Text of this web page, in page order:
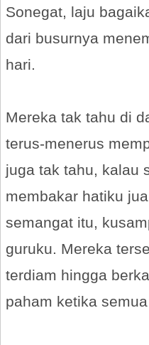
Sonegat, laju
dari busurnya
hari.
Mereka tak tahu di
terus-menerus
juga tak tahu, kalau
membakar hatiku
semangat itu,
guruku. Mereka
terdiam hingga
paham ketika